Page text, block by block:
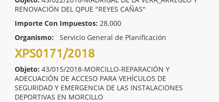
RENOVACIÓN DEL QPUE "REYES CAÑAS"
Importe Con Impuestos: 28.000
Organismo:
Servicio General de Planificación
XPS0171/2018
Objeto: 43/015/2018-MORCILLO-REPARACIÓN Y
ADECUACIÓN DE ACCESO PARA VEHÍCULOS DE
SEGURIDAD Y EMERGENCIA DE LAS INSTALACIONES
DEPORTIVAS EN MORCILLO